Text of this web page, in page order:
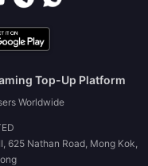
Top-Up Platform
Worldwide
625 Nathan Road, Mong Kok,